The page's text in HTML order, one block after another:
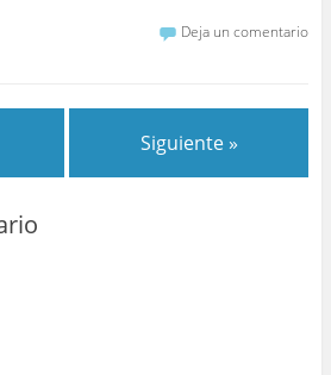
Deja un comentario
Siguiente »